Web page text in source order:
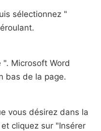
sélectionnez "
Microsoft Word
bas de la page.
vous désirez dans la
cliquez sur "Insérer